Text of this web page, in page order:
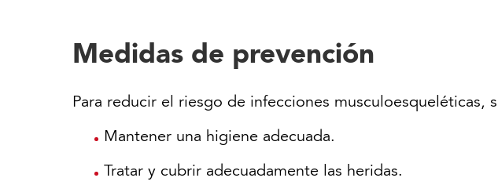
Medidas de prevención
Para reducir el riesgo de infecciones musculoesqueléticas,
Mantener una higiene adecuada.
Tratar y cubrir adecuadamente las heridas.